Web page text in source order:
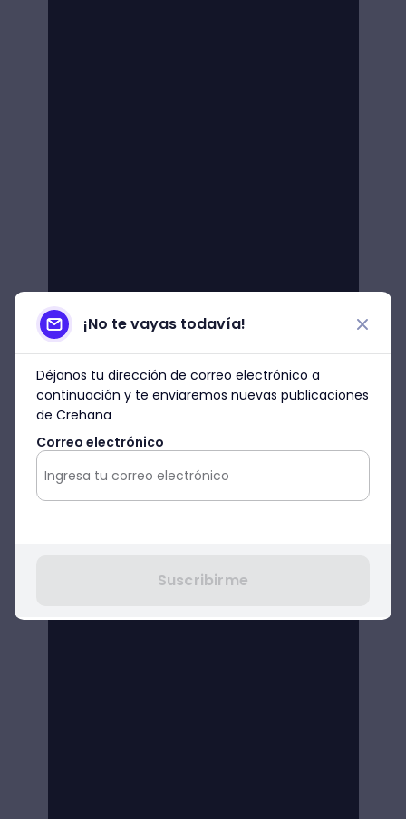
¡No te vayas todavía!
Déjanos tu dirección de correo electrónico a
continuación y te enviaremos nuevas publicaciones
de Crehana
Correo electrónico
Suscribirme